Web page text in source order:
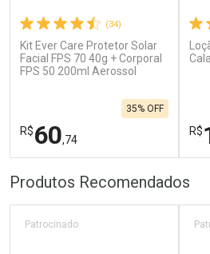
(34)
Kit Ever Care Protetor Solar
Facial FPS 70 40g + Corporal
FPS 50 200ml Aerossol
R$60,74
35% OFF
Laboratório
Por Menos
R$
Produtos Recomendados
Patrocinado